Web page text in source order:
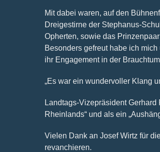
Mit dabei waren, auf den
Dreigestirne der Stephanus-
Opherten, sowie das
Besonders gefreut habe ich
ihr Engagement in der
„Es war ein wundervoller Klang
Landtags-Vizepräsident
Rheinlands“ und als ein
Vielen Dank an Josef Wirtz für
revanchieren.